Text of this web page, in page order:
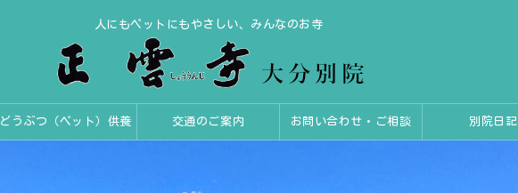
人にもペットにもやさしい、みんなのお寺
どうぶつ（ペット）供養 交通のご案内 お問い合わせ・ご相談 別院日記